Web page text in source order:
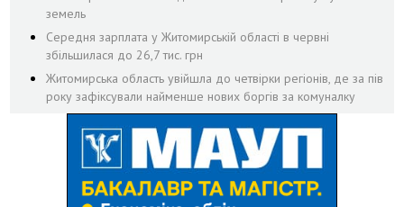
земель
Середня зарплата у Житомирській області в червні
збільшилася до 26,7 тис. грн
Житомирська область увійшла до четвірки регіонів, де за пів
року зафіксували найменше нових боргів за комуналку